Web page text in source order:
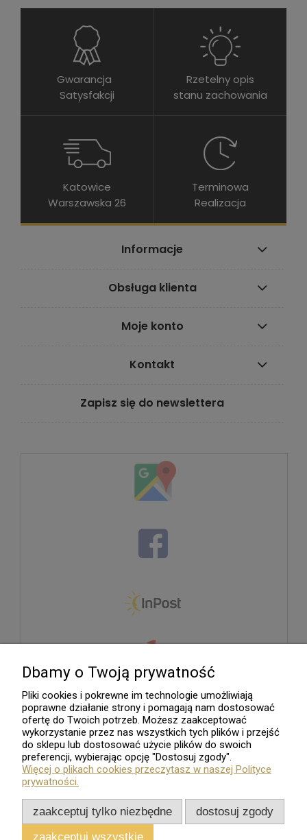
Gwarancja
Satysfakcji
Rzetelny opis
stanu zachowania
Katowice
Warszawska 26
Terminowa
Realizacja
Informacje
Obsługa klienta
Moje konto
Kontakt
Zapisz się do newslettera
Sklep internetowy
Dbamy o Twoją prywatność
Pliki cookies i pokrewne im technologie umożliwiają
poprawne działanie strony i pomagają nam dostosować
ofertę do Twoich potrzeb. Możesz zaakceptować
wykorzystanie przez nas wszystkich tych plików i przejść
do sklepu lub dostosować użycie plików do swoich
preferencji, wybierając opcję "Dostosuj zgody".
Więcej o plikach cookies przeczytasz w naszej Polityce
prywatności.
zaakceptuj tylko niezbędne
dostosuj zgody
zaakceptuj wszystkie